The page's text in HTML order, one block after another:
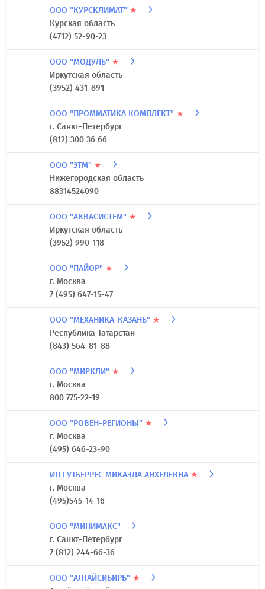
ООО "КУРСКЛИМАТ" ★
Курская область
(4712) 52-90-23
ООО "МОДУЛЬ" ★
Иркутская область
(3952) 431-891
ООО "ПРОММАТИКА КОМПЛЕКТ" ★
г. Санкт-Петербург
(812) 300 36 66
ООО "ЭТМ" ★
Нижегородская область
88314524090
ООО "АКВАСИСТЕМ" ★
Иркутская область
(3952) 990-118
ООО "ПАЙОР" ★
г. Москва
7 (495) 647-15-47
ООО "МЕХАНИКА-КАЗАНЬ" ★
Республика Татарстан
(843) 564-81-88
ООО "МИРКЛИ" ★
г. Москва
800 775-22-19
ООО "РОВЕН-РЕГИОНЫ" ★
г. Москва
(495) 646-23-90
ИП ГУТЬЕРРЕС МИКАЭЛА АНХЕЛЕВНА ★
г. Москва
(495)545-14-16
ООО "МИНИМАКС"
г. Санкт-Петербург
7 (812) 244-66-36
ООО "АЛТАЙСИБИРЬ" ★